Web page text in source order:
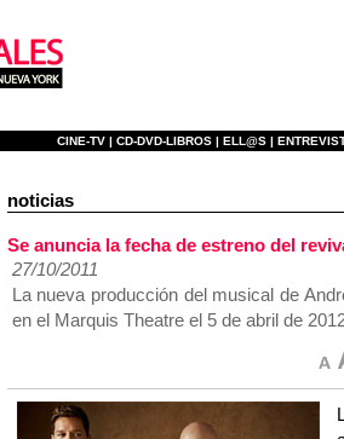
CINE-TV | CD-DVD-LIBROS | ELL@S |
noticias
Se anuncia la fecha de estreno del
27/10/2011
La nueva producción del musical de
en el Marquis Theatre el 5 de abril de